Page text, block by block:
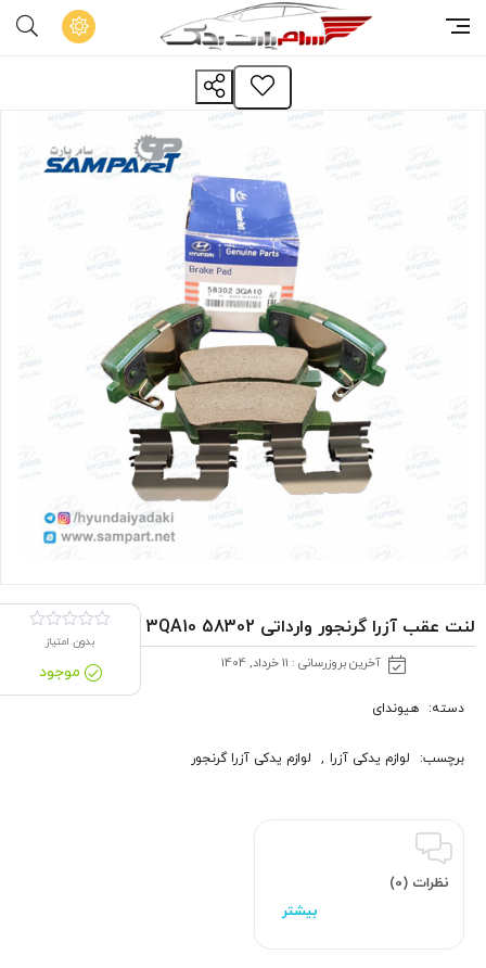
لنت عقب آزرا گرنجور وارداتی 58302 3QA10
آخرین بروزرسانی : 11 خرداد, 1404
بدون امتیاز
موجود
دسته: هیوندای
برچسب: لوازم یدکی آزرا , لوازم یدکی آزرا گرنجور
نظرات (0)